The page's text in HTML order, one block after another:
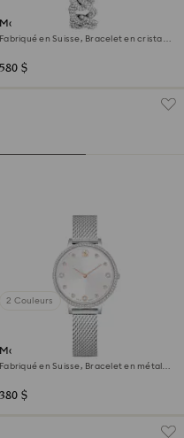
Montre Dextera chain
Fabriqué en Suisse, Bracelet en cristal,
580 $
2 Couleurs
Montre Clarica
Fabriqué en Suisse, Bracelet en métal,
380 $